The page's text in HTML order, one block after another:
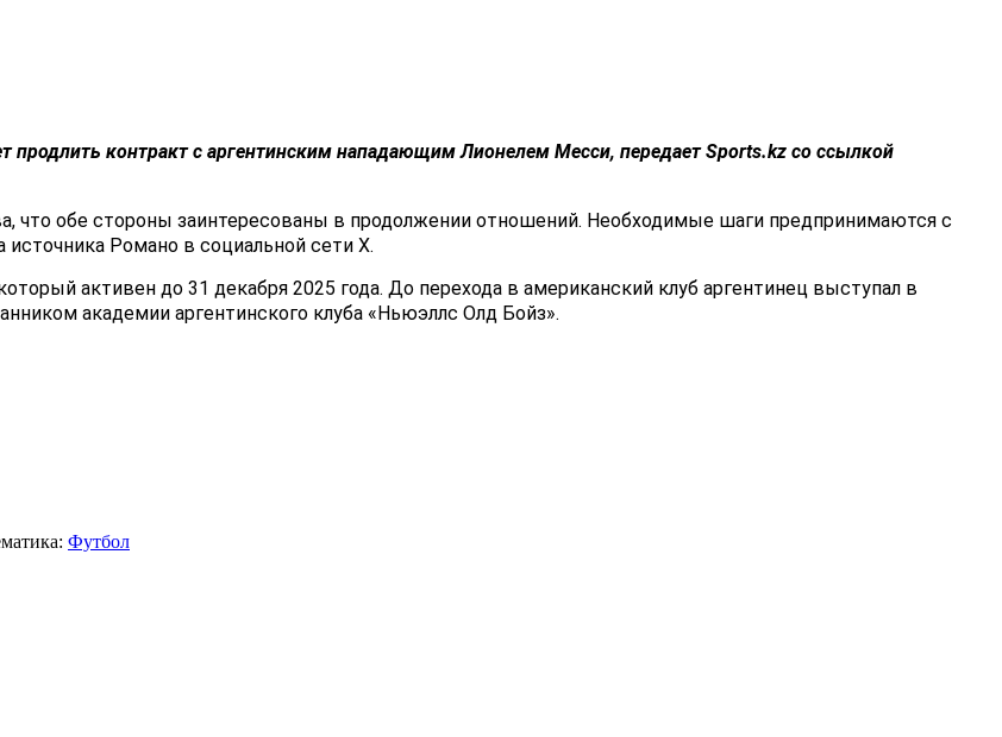
продлить контракт с аргентинским нападающимЛионелем Месси, передает Sports.kz со ссылкой
что обе стороны заинтересованы в продолжении отношений. Необходимые шаги предпринимаются с
Романо в социальной сети Х.
активен до 31 декабря 2025 года. До перехода в американский клуб аргентинец выступал в
академии аргентинского клуба «Ньюэллс Олд Бойз».
Футбол